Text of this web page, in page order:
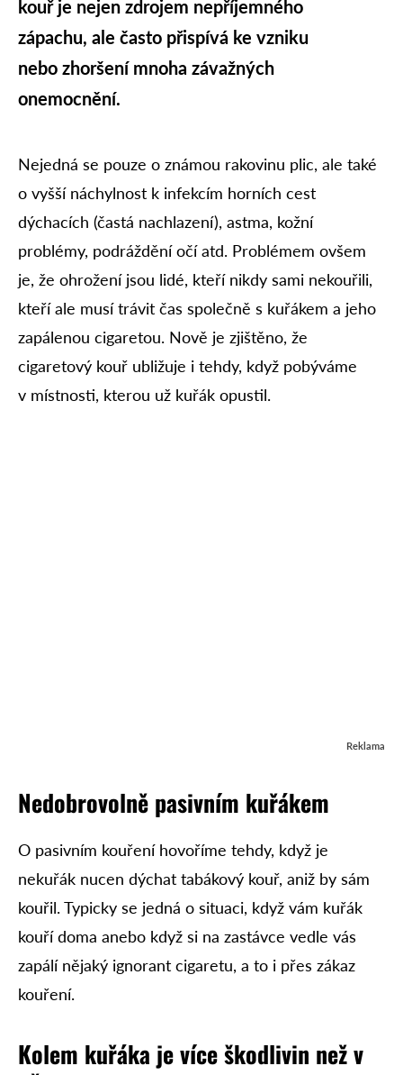
kouř je nejen zdrojem nepříjemného
zápachu, ale často přispívá ke vzniku
nebo zhoršení mnoha závažných
onemocnění.
Nejedná se pouze o známou rakovinu plic, ale také
o vyšší náchylnost k infekcím horních cest
dýchacích (častá nachlazení), astma, kožní
problémy, podráždění očí atd. Problémem ovšem
je, že ohrožení jsou lidé, kteří nikdy sami nekouřili,
kteří ale musí trávit čas společně s kuřákem a jeho
zapálenou cigaretou. Nově je zjištěno, že
cigaretový kouř ubližuje i tehdy, když pobýváme
v místnosti, kterou už kuřák opustil.
Reklama
Nedobrovolně pasivním kuřákem
O pasivním kouření hovoříme tehdy, když je
nekuřák nucen dýchat tabákový kouř, aniž by sám
kouřil. Typicky se jedná o situaci, když vám kuřák
kouří doma anebo když si na zastávce vedle vás
zapálí nějaký ignorant cigaretu, a to i přes zákaz
kouření.
Kolem kuřáka je více škodlivin než v